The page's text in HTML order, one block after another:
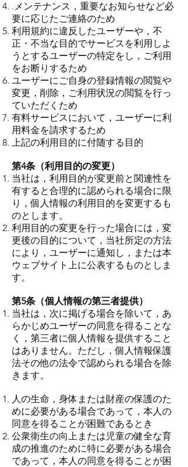
.メンテナンス，重要なお知らせなど必
要に応じたご連絡のため
利用規約に違反したユーザーや，不
正・不当な目的でサービスを利用しよ
うとするユーザーの特定をし，ご利用
をお断りするため
ユーザーにご自身の登録情報の閲覧や
変更，削除，ご利用状況の閲覧を行っ
ていただくため
有料サービスにおいて，ユーザーに利
用料金を請求するため
上記の利用目的に付随する目的
第4条（利用目的の変更）
当社は，利用目的が変更前と関連性を
有すると合理的に認められる場合に限
り，個人情報の利用目的を変更するも
のとします。
利用目的の変更を行った場合には，変
更後の目的について，当社所定の方法
により，ユーザーに通知し，または本
ウェブサイト上に公表するものとしま
す。
第5条（個人情報の第三者提供）
当社は，次に掲げる場合を除いて，あ
らかじめユーザーの同意を得ることな
く，第三者に個人情報を提供すること
はありません。ただし，個人情報保護
法その他の法令で認められる場合を除
きます。
人の生命，身体または財産の保護のた
めに必要がある場合であって，本人の
同意を得ることが困難であるとき
公衆衛生の向上または児童の健全な育
成の推進のために特に必要がある場合
であって，本人の同意を得ることが困